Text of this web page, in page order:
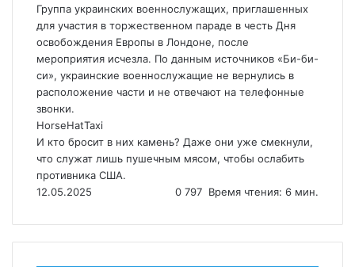
Группа украинских военнослужащих, приглашенных
для участия в торжественном параде в честь Дня
освобождения Европы в Лондоне, после
мероприятия исчезла. По данным источников «Би-би-
си», украинские военнослужащие не вернулись в
расположение части и не отвечают на телефонные
звонки.
HorseHatTaxi
И кто бросит в них камень? Даже они уже смекнули,
что служат лишь пушечным мясом, чтобы ослабить
противника США.
12.05.2025
0 797 Время чтения: 6 мин.